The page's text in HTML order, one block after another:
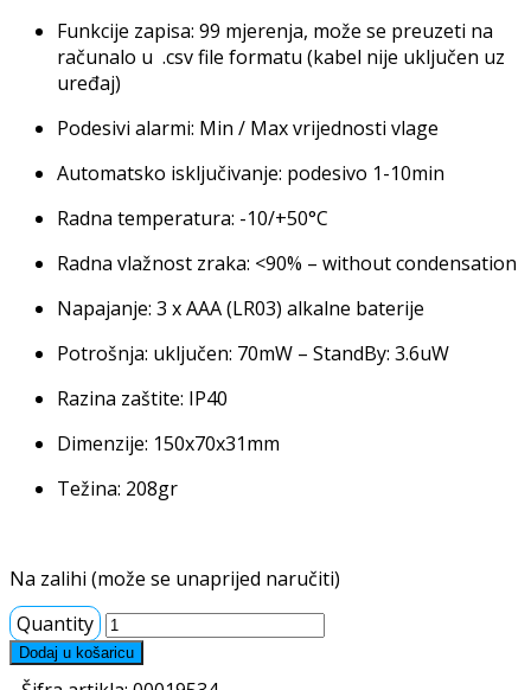
Funkcije zapisa: 99 mjerenja, može se preuzeti na
računalo u .csv file formatu (kabel nije uključen uz
uređaj)
Podesivi alarmi: Min / Max vrijednosti vlage
Automatsko isključivanje: podesivo 1-10min
Radna temperatura: -10/+50°C
Radna vlažnost zraka: <90% – without condensation
Napajanje: 3 x AAA (LR03) alkalne baterije
Potrošnja: uključen: 70mW – StandBy: 3.6uW
Razina zaštite: IP40
Dimenzije: 150x70x31mm
Težina: 208gr
Na zalihi (može se unaprijed naručiti)
Quantity
Dodaj u košaricu